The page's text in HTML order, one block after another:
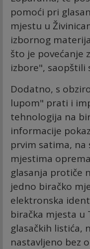
pomoći pri
mjestu u
izbornog
što je povećanje
izbore", saopštili
Dodatno, s
lupom" prati i
tehnologija na
informacije
prvim satima, na
mjestima
glasanja protiče
jedno biračko
elektronska
biračka mjesta u
glasačkih listića,
nastavljeno bez